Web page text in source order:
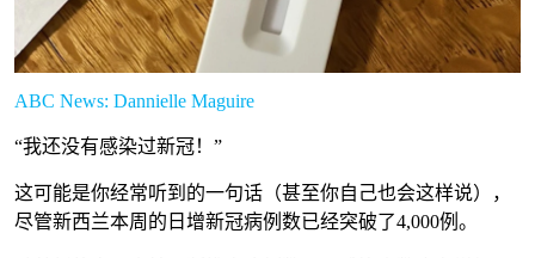
ABC News: Dannielle Maguire
“我还没有感染过新冠！”
这可能是你经常听到的一句话（甚至你自己也会这样说），
尽管新西兰本周的日增新冠病例数已经突破了4,000例。